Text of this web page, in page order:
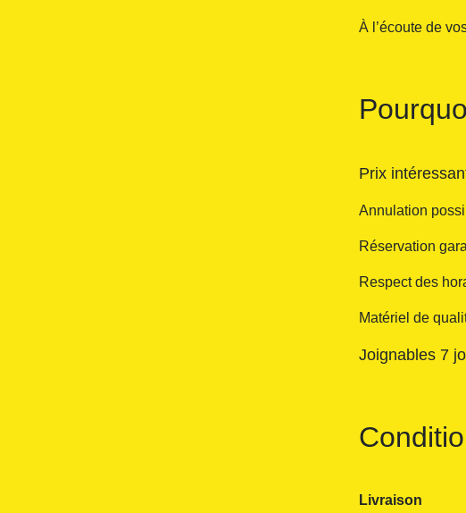
À l’écoute de
Prix
Annulation
Réservation
Respect des
Matériel de
Joignables 7
Livraison